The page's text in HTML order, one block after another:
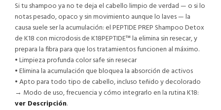
Si tu shampoo ya no te deja el cabello limpio de verdad — o si lo
notas pesado, opaco y sin movimiento aunque lo laves — la
causa suele ser la acumulación: el PEPTIDE PREP Shampoo Detox
de K18 con microdosis de K18PEPTIDE™ la elimina sin resecar, y
prepara la fibra para que los tratamientos funcionen al máximo.
• Limpieza profunda color safe sin resecar
• Elimina la acumulación que bloquea la absorción de activos
• Apto para todo tipo de cabello, incluso teñido y decolorado
→ Modo de uso, frecuencia y cómo integrarlo en la rutina K18:
ver Descripción.